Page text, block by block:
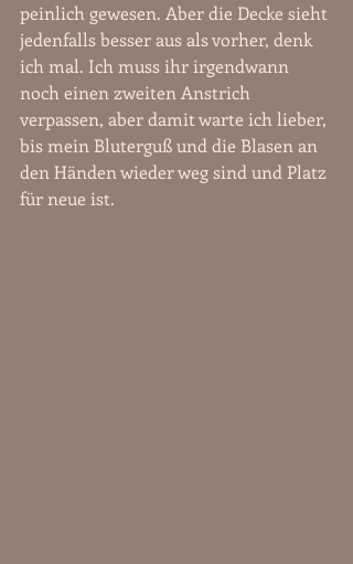
peinlich gewesen. Aber die Decke sieht
jedenfalls besser aus als vorher, denk
ich mal. Ich muss ihr irgendwann
noch einen zweiten Anstrich
verpassen, aber damit warte ich lieber,
bis mein Bluterguß und die Blasen an
den Händen wieder weg sind und Platz
für neue ist.